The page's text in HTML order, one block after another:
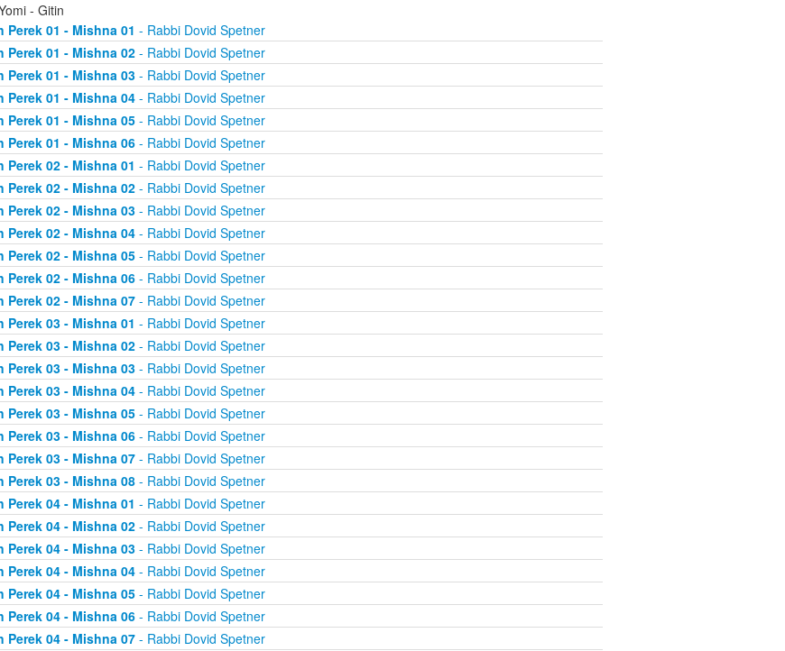
- Gitin
Perek 01 - Mishna 01 - Rabbi Dovid Spetner
Perek 01 - Mishna 02- Rabbi Dovid Spetner
Perek 01 - Mishna 03- Rabbi Dovid Spetner
Perek 01 - Mishna 04- Rabbi Dovid Spetner
Perek 01 - Mishna 05- Rabbi Dovid Spetner
Perek 01 - Mishna 06- Rabbi Dovid Spetner
Perek 02 - Mishna 01 - Rabbi Dovid Spetner
Perek 02 - Mishna 02- Rabbi Dovid Spetner
Perek 02 - Mishna 03- Rabbi Dovid Spetner
Perek 02 - Mishna 04- Rabbi Dovid Spetner
Perek 02 - Mishna 05- Rabbi Dovid Spetner
Perek 02 - Mishna 06- Rabbi Dovid Spetner
Perek 02 - Mishna 07- Rabbi Dovid Spetner
Perek 03 - Mishna 01 - Rabbi Dovid Spetner
Perek 03 - Mishna 02- Rabbi Dovid Spetner
Perek 03 - Mishna 03- Rabbi Dovid Spetner
Perek 03 - Mishna 04- Rabbi Dovid Spetner
Perek 03 - Mishna 05- Rabbi Dovid Spetner
Perek 03 - Mishna 06- Rabbi Dovid Spetner
Perek 03 - Mishna 07- Rabbi Dovid Spetner
Perek 03 - Mishna 08- Rabbi Dovid Spetner
Perek 04 - Mishna 01 - Rabbi Dovid Spetner
Perek 04 - Mishna 02- Rabbi Dovid Spetner
Perek 04 - Mishna 03- Rabbi Dovid Spetner
Perek 04 - Mishna 04- Rabbi Dovid Spetner
Perek 04 - Mishna 05- Rabbi Dovid Spetner
Perek 04 - Mishna 06- Rabbi Dovid Spetner
Perek 04 - Mishna 07- Rabbi Dovid Spetner